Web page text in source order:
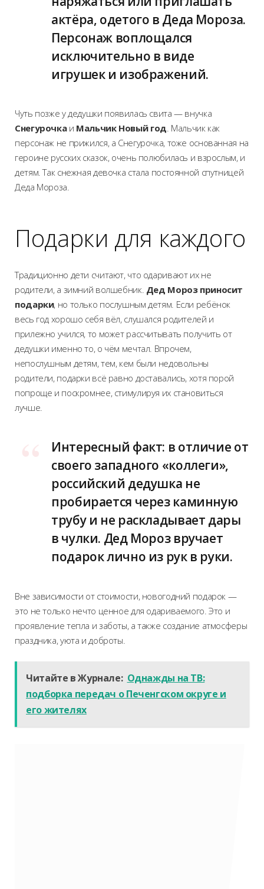
актёра, одетого в Деда Мороза.
Персонаж воплощался
исключительно в виде
игрушек и изображений.
Чуть позже у дедушки появилась свита — внучка
Снегурочкаи Мальчик Новый год. Мальчик как
персонаж не прижился, а Снегурочка, тоже основанная на
героине русских сказок, очень полюбилась и взрослым, и
детям. Так снежная девочка стала постоянной спутницей
Деда Мороза.
Подарки для каждого
Традиционно дети считают, что одаривают их не
родители, а зимний волшебник. Дед Мороз приносит
подарки, но только послушным детям. Если ребёнок
весь год хорошо себя вёл, слушался родителей и
прилежно учился, то может рассчитывать получить от
дедушки именно то, о чём мечтал. Впрочем,
непослушным детям, тем, кем были недовольны
родители, подарки всё равно доставались, хотя порой
попроще и поскромнее, стимулируя их становиться
лучше.
Интересный факт: в отличие от
своего западного «коллеги»,
российский дедушка не
пробирается через каминную
трубу и не раскладывает дары
в чулки. Дед Мороз вручает
подарок лично из рук в руки.
Вне зависимости от стоимости, новогодний подарок —
это не только нечто ценное для одариваемого. Это и
проявление тепла и заботы, а также создание атмосферы
праздника, уюта и доброты.
Читайте в Журнале: Однажды на ТВ:
подборка передач о Печенгском округе и
его жителях